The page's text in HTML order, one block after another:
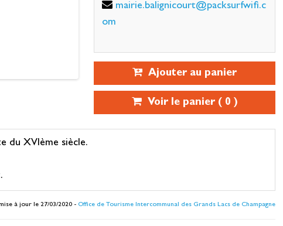
mairie.balignicourt@packsurfwifi.c
om
Ajouter au panier
Voir le panier ( 0 )
du XVIème siècle.
à jour le 27/03/2020 - Office de Tourisme Intercommunal des Grands Lacs de Champagne